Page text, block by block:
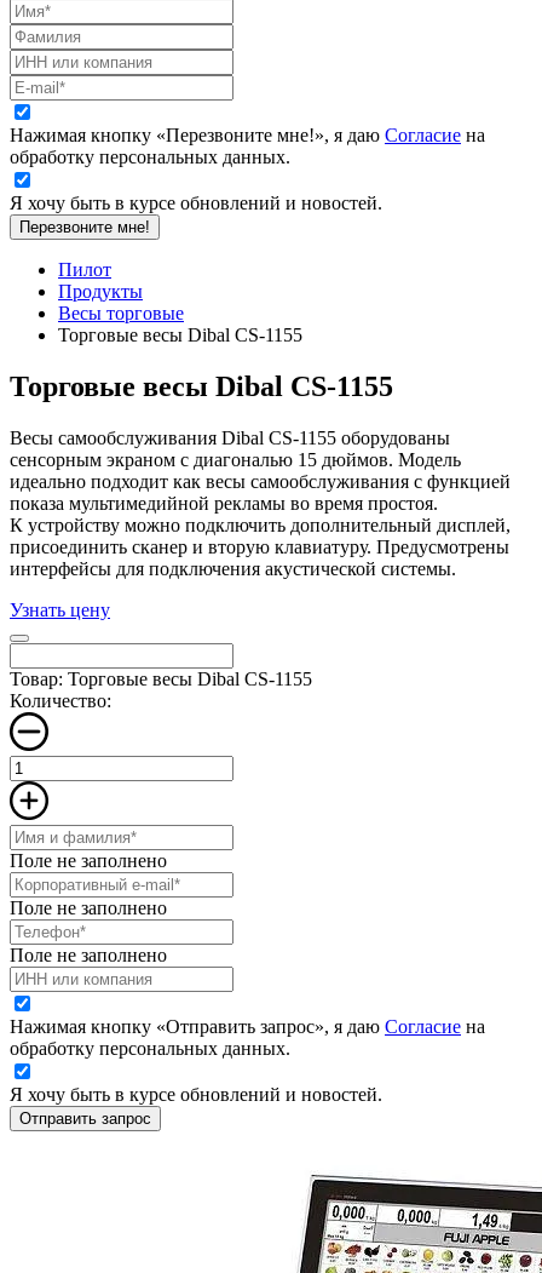
Нажимая кнопку «Перезвоните мне!», я даю Согласие на
обработку персональных данных.
Я хочу быть в курсе обновлений и новостей.
Перезвоните мне!
Пилот
Продукты
Весы торговые
Торговые весы Dibal CS-1155
Торговые весы Dibal CS-1155
Весы самообслуживания Dibal CS-1155 оборудованы
сенсорным экраном с диагональю 15 дюймов. Модель
идеально подходит как весы самообслуживания с функцией
показа мультимедийной рекламы во время простоя.
К устройству можно подключить дополнительный дисплей,
присоединить сканер и вторую клавиатуру. Предусмотрены
интерфейсы для подключения акустической системы.
Узнать цену
Товар: Торговые весы Dibal CS-1155
Количество:
Поле не заполнено
Поле не заполнено
Поле не заполнено
Нажимая кнопку «Отправить запрос», я даю Согласие на
обработку персональных данных.
Я хочу быть в курсе обновлений и новостей.
Отправить запрос